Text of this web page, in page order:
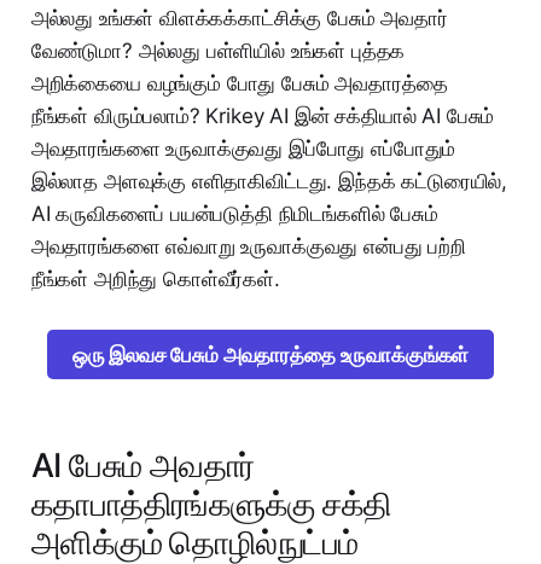
அல்லது உங்கள் விளக்கக்காட்சிக்கு பேசும் அவதார்
வேண்டுமா? அல்லது பள்ளியில் உங்கள் புத்தக
அறிக்கையை வழங்கும் போது பேசும் அவதாரத்தை
நீங்கள் விரும்பலாம்? Krikey AI இன் சக்தியால் AI பேசும்
அவதாரங்களை உருவாக்குவது இப்போது எப்போதும்
இல்லாத அளவுக்கு எளிதாகிவிட்டது. இந்தக் கட்டுரையில்,
AI கருவிகளைப் பயன்படுத்தி நிமிடங்களில் பேசும்
அவதாரங்களை எவ்வாறு உருவாக்குவது என்பது பற்றி
நீங்கள் அறிந்து கொள்வீர்கள்.
ஒரு இலவச பேசும் அவதாரத்தை உருவாக்குங்கள்
AI பேசும் அவதார்
கதாபாத்திரங்களுக்கு சக்தி
அளிக்கும் தொழில்நுட்பம்